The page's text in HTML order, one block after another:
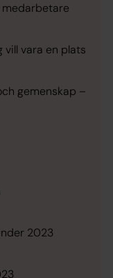
medarbetare
vill vara en plats
gemenskap –
2023